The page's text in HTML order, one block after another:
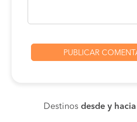
Destinos desde y